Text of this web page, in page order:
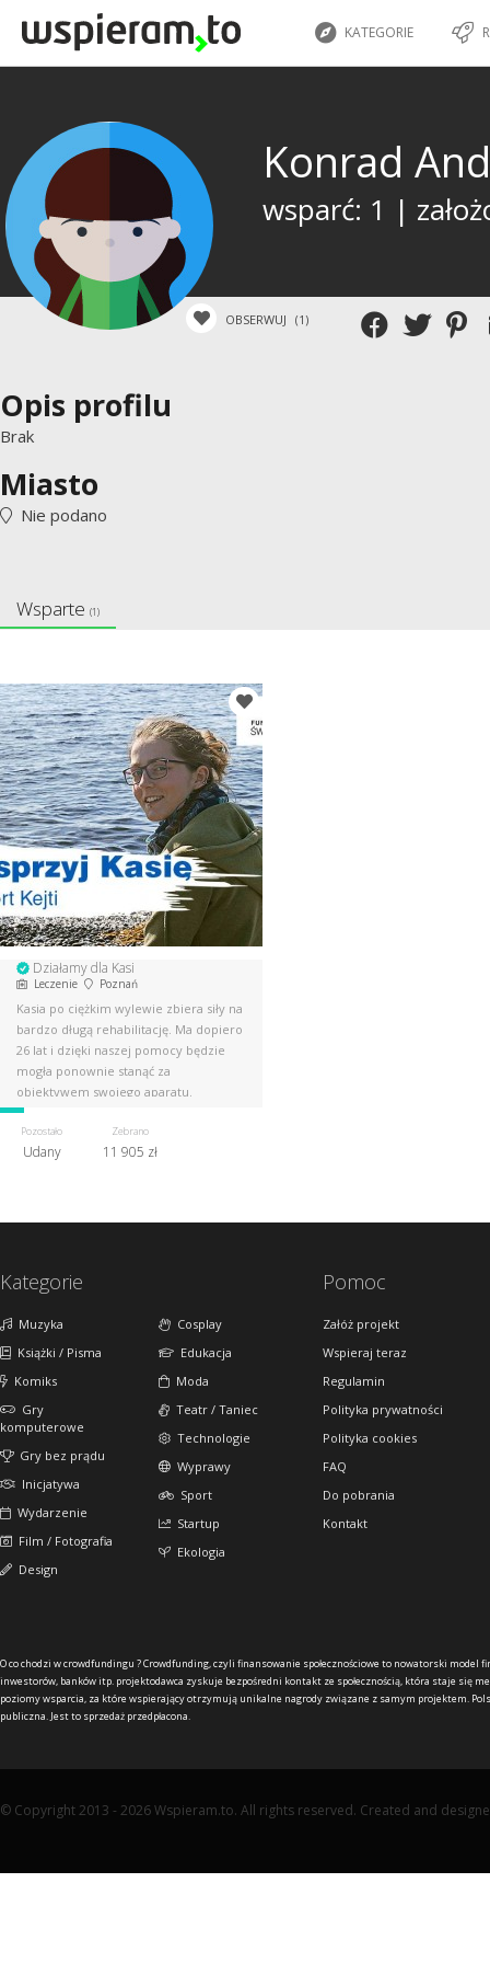
KATEGORIE
Konrad
wsparć: 1 |
OBSERWUJ (1)
Opis profilu
Brak
Miasto
Nie podano
Wsparte (1)
Działamy dla Kasi
Leczenie Poznań
Kasia po ciężkim wylewie zbiera siły na
bardzo długą rehabilitację. Ma dopiero
26 lat i dzięki naszej pomocy będzie
mogła ponownie stanąć za
obiektywem swojego aparatu.
Pozostało
Udany
Zebrano
11 905 zł
Kategorie
Muzyka
Książki / Pisma
Komiks
Gry
komputerowe
Gry bez prądu
Inicjatywa
Wydarzenie
Film / Fotografia
Design
Cosplay
Edukacja
Moda
Teatr / Taniec
Technologie
Wyprawy
Sport
Startup
Ekologia
Pomoc
Załóż projekt
Wspieraj teraz
Regulamin
Polityka prywatności
Polityka cookies
FAQ
Do pobrania
Kontakt
O co chodzi w crowdfundingu ?Crowdfunding, czyli finansowanie społecznościowe to nowatorski model
inwestorów, banków itp. projektodawca zyskuje bezpośredni kontakt ze społecznością, która staje się
poziomy wsparcia, za które wspierający otrzymują unikalne nagrody związane z samym projektem.
publiczna. Jest to sprzedaż przedpłacona.
© Copyright 2013 - 2026 Wspieram.to. All rights reserved. Created and